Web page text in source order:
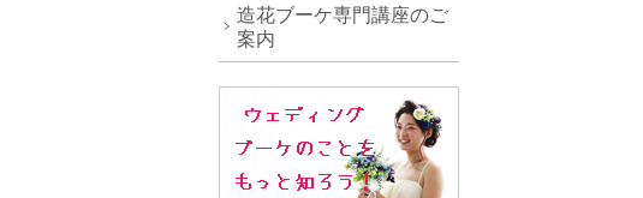
造花ブーケ専門講座のご
案内